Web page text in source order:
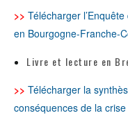
>> Télécharger
en Bourgogne-Franche-
Livre et lecture en
>> Télécharger la
conséquences de la